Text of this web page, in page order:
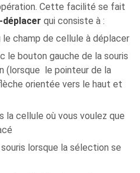
Cette facilité se fait
déplacer qui consiste à :
champ de cellule à déplacer
le bouton gauche de la souris
(lorsque le pointeur de la
orientée vers le haut et
cellule où vous voulez que
lorsque la sélection se